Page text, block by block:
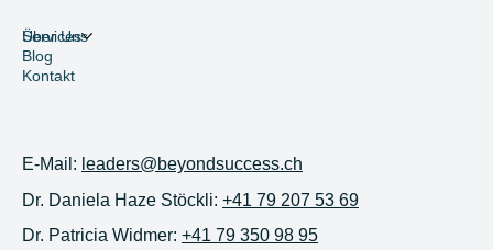
Services
Über Uns
Blog
Kontakt
E-Mail: leaders@beyondsuccess.ch
Dr. Daniela Haze Stöckli: +41 79 207 53 69
Dr. Patricia Widmer: +41 79 350 98 95